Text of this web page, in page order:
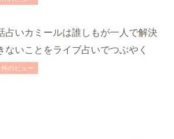
占いカミールは誰しもが一人で解決
ないことをライブ占いでつぶやく
件のビュー